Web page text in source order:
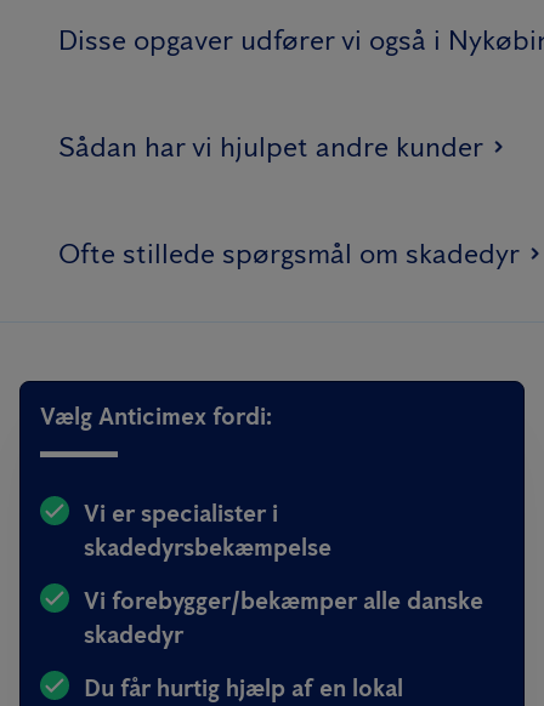
Disse opgaver udfører vi også i
Sådan har vi hjulpet andre kunder
Ofte stillede spørgsmål om skadedyr
Vælg Anticimex fordi:
Vi er specialister i
skadedyrsbekæmpelse
Vi forebygger/bekæmper alle danske
skadedyr
Du får hurtig hjælp af en lokal